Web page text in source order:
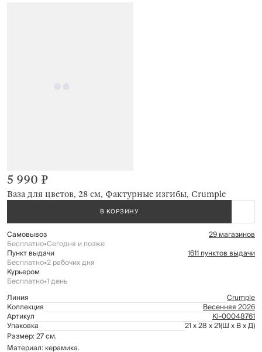
Ваза для цветов, 28 см, Фактурные изгибы, Crumple
5 990 ₽
В КОРЗИНУ
Самовывоз 29 магазинов
Бесплатно•Сегодня и позже
Пункт выдачи 1611 пунктов выдачи
Бесплатно•2 рабочих дня
Курьером
Бесплатно•1 день
Линия
Crumple
Коллекция Весенняя 2026
Артикул Kl-00048761
Упаковка 21 x 28 x 21(Ш x В x Д)
Размер: 27 см.
Материал: керамика.